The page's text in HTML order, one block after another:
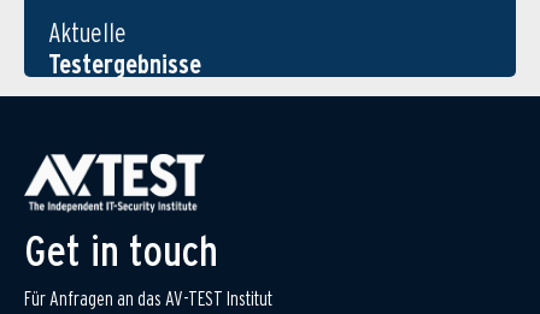
Aktuelle
Testergebnisse
Get in touch
Für Anfragen an das AV-TEST Institut